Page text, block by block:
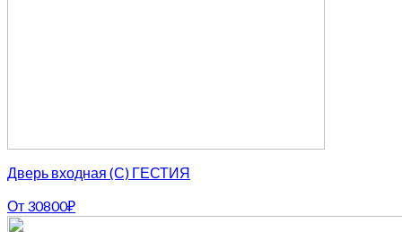
Дверь входная (С) ГЕСТИЯ
От 30800₽